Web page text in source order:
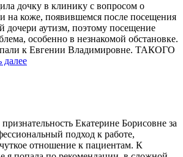
дочку в клинику с вопросом о
на коже, появившемся после посещения
дочери аутизм, поэтому посещение
особенно в незнакомой обстановке.
к Евгении Владимировне. ТАКОГО
далее
Екатерине Борисовне за
подход к работе,
отношение к пациентам. К